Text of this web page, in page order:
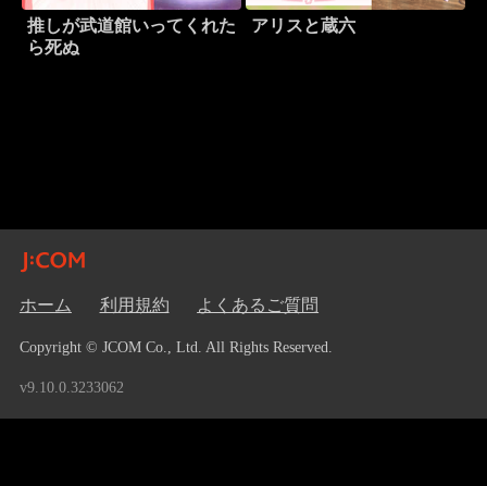
推しが武道館いってくれた
ら死ぬ
アリスと蔵六
ホーム 利用規約 よくあるご質問
Copyright © JCOM Co., Ltd. All Rights Reserved.
v9.10.0.3233062